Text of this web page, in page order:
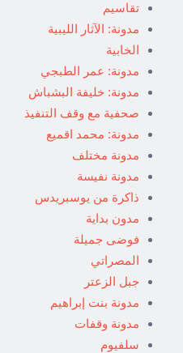
تقاسيم
مدونة: الآثار الليبية
الخابية
مدونة: عمر الطبجي
مدونة: خليفة البشباش
صحفية مع وقف التنفيذ
مدونة: محمد اقميع
مدونة مختلف
مدونة نفيسة
ذاكرة من يوسبريدس
مدون بداية
فوضى جميلة
المصراتي
جبل الزعتر
مدونة بنت إبراهيم
مدونة وقفات
سلفيوم